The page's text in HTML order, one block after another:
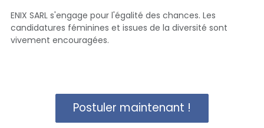
ENIX SARL s'engage pour l'égalité des chances. Les
candidatures féminines et issues de la diversité sont
vivement encouragées.
Postuler maintenant !